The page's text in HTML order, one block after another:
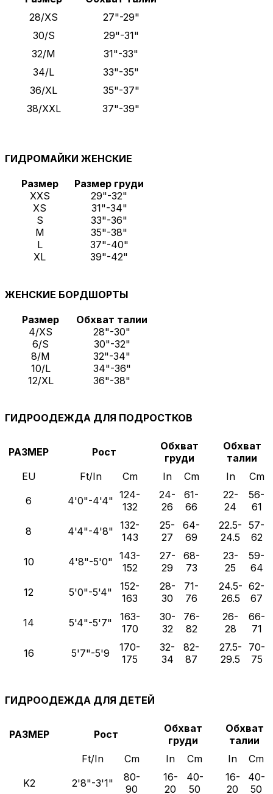
28/XS
27"-29"
30/S
29"-31"
32/M
31"-33"
34/L
33"-35"
36/XL
35"-37"
38/XXL
37"-39"
ГИДРОМАЙКИ ЖЕНСКИЕ
Размер
Размер груди
XXS
29"-32"
XS
31"-34"
S
33"-36"
M
35"-38"
L
37"-40"
XL
39"-42"
ЖЕНСКИЕ БОРДШОРТЫ
Размер
Обхват талии
4/XS
28"-30"
6/S
30"-32"
8/M
32"-34"
10/L
34"-36"
12/XL
36"-38"
ГИДРООДЕЖДА ДЛЯ ПОДРОСТКОВ
РАЗМЕР Рост
Обхват
груди
Обхват
талии
EU
Ft/In Cm In Cm In
Cm
6
4'0"-4'4" 124-
132
24-
26
61-
66
22-
24
56-
61
8
4'4"-4'8" 132-
143
25-
27
64-
69
22.5-
24.5
57-
62
10
4'8"-5'0" 143-
152
27-
29
68-
73
23-
25
59-
64
12
5'0"-5'4"
152-
163
28-
30
71-
76
24.5-
26.5
62-
67
14
5'4"-5'7"
163-
170
30-
32
76-
82
26-
28
66-
71
16
5'7"-5'9
170-
175
32-
34
82-
87
27.5-
29.5
70-
75
ГИДРООДЕЖДА ДЛЯ ДЕТЕЙ
РАЗМЕР Рост
Обхват
груди
Обхват
талии
Ft/In
Cm In Cm In
Cm
K2
2'8"-3'1"
80-
90
16-
20
40-
50
16-
20
40-
50